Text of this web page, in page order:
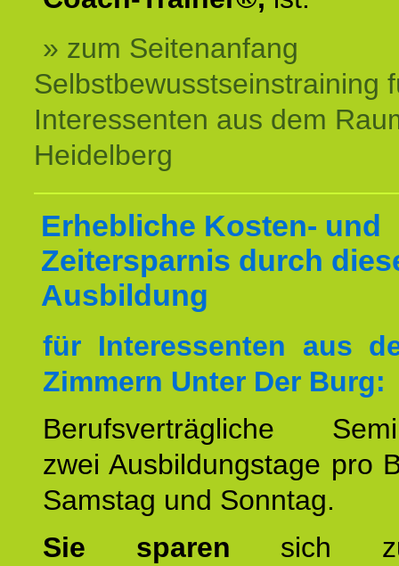
» zum Seitenanfang
Selbstbewusstseinstraining
Interessenten aus dem
Heidelberg
Erhebliche Kosten- und
Zeitersparnis durch
Ausbildung
für Interessenten aus
Zimmern Unter Der Burg:
Berufsverträgliche
zwei Ausbildungstage pro
Samstag und Sonntag.
Sie sparen sich